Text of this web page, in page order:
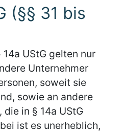
(§§ 31 bis
14a UStG gelten nur
Unternehmer
soweit sie
sowie an andere
in § 14a UStG
ist es unerheblich,